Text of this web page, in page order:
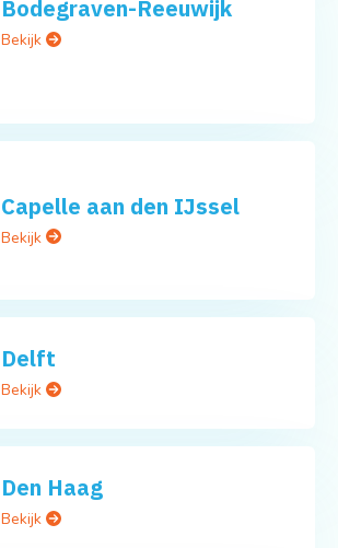
Bodegraven-Reeuwijk
Bekijk
Capelle aan den IJssel
Bekijk
Delft
Bekijk
Den Haag
Bekijk